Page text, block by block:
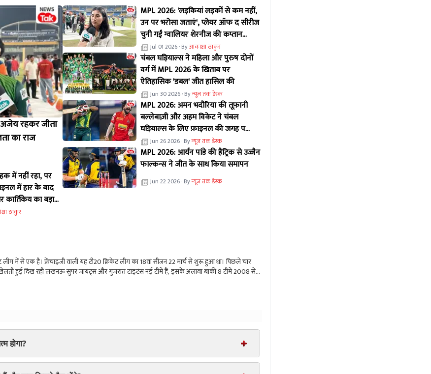
रहकर जीता
का राज
में नहीं रहा, पर
में हार के बाद
का बड़ा
ठाकुर
MPL 2026: 'लड़कियां लड़कों से कम नहीं,
उन पर भरोसा जताएं', प्लेयर ऑफ द सीरीज
चुनी गईं ग्वालियर शेरनीज की कप्तान
नुजहत परवीन का बड़ा बयान
Jul 01 2026 · Byआकांक्षा ठाकुर
चंबल घड़ियाल्स ने महिला और पुरुष दोनों
वर्ग में MPL 2026 के खिताब पर
ऐतिहासिक 'डबल' जीत हासिल की
Jun 30 2026 · Byन्यूज तक डेस्क
MPL 2026: अमन भदौरिया की तूफ़ानी
बल्लेबाज़ी और अहम विकेट ने चंबल
घड़ियाल्स के लिए फ़ाइनल की जगह पक्की
कीJun 26 2026 · Byन्यूज तक डेस्क
MPL 2026: आर्यन पांडे की हैट्रिक से उज्जैन
फाल्कन्स ने जीत के साथ किया समापन
Jun 22 2026 · Byन्यूज तक डेस्क
लीग में से एक है। फ्रेंचाइजी वाली यह टी20 क्रिकेट लीग का 18वां सीजन 22 मार्च से शुरू हुआ था। पिछले चार
हुई दिख रही लखनऊ सुपर जायंट्स और गुजरात टाइटंस नई टीमें हैं, इसके अलावा बाकी 8 टीमें 2008 से
की आईपीएल टीमों को देखते हैं. तो इनमें काफी बदलाव नजर आता है. इसका कारण 24 और 25 नवंबर
भी बदल गए हैं.
होगा?